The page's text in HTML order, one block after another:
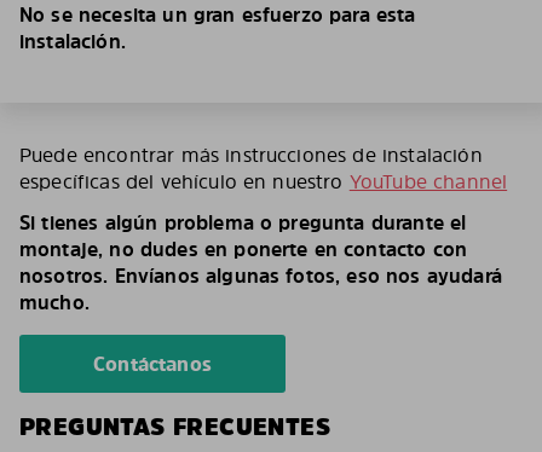
No se necesita un gran esfuerzo para esta
instalación.
Puede encontrar más instrucciones de instalación
específicas del vehículo en nuestro YouTube channel
Si tienes algún problema o pregunta durante el
montaje, no dudes en ponerte en contacto con
nosotros. Envíanos algunas fotos, eso nos ayudará
mucho.
Contáctanos
PREGUNTAS FRECUENTES